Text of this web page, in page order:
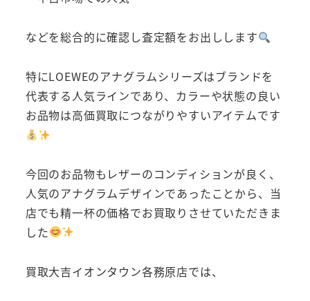
などを総合的に確認し査定額をお出しします
特にLOEWEのアナグラムシリーズはブランドを
代表する人気ラインであり、カラーや状態の良い
お品物は高価買取につながりやすいアイテムです
今回のお品物もレザーのコンディションが良く、
人気のアナグラムデザインであったことから、当
店でも精一杯の価格でお買取りさせていただきま
した
買取大吉イオンタウン各務原店では、